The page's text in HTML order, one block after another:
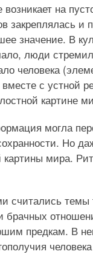
возникает на
закреплялась и
значение. В
люди
человека
вместе с
картине
могла
Но
картины мира.
считались темы
брачных
предкам. В